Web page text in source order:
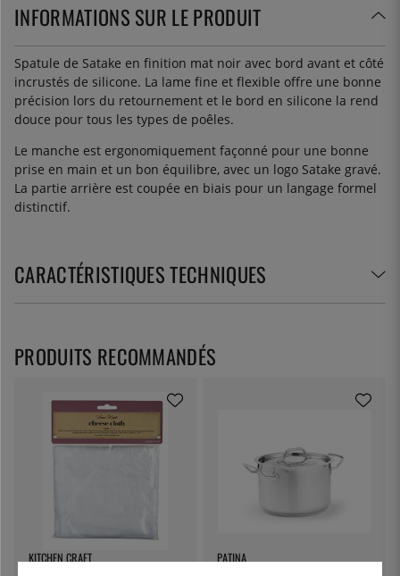
INFORMATIONS SUR LE PRODUIT
Spatule de Satake en finition mat noir avec bord avant et côté
incrustés de silicone. La lame fine et flexible offre une bonne
précision lors du retournement et le bord en silicone la rend
douce pour tous les types de poêles.
Le manche est ergonomiquement façonné pour une bonne
prise en main et un bon équilibre, avec un logo Satake gravé.
La partie arrière est coupée en biais pour un langage formel
distinctif.
CARACTÉRISTIQUES TECHNIQUES
KITCHEN CRAFT PATINA
PRODUITS RECOMMANDÉS